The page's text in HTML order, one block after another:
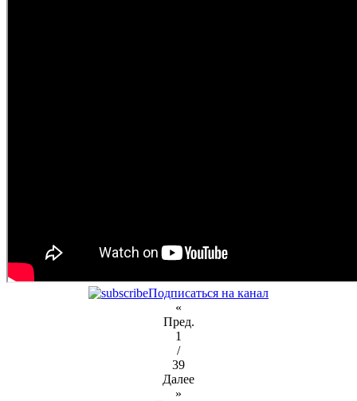
Подписаться на канал
«
Пред.
1
/
39
Далее
»